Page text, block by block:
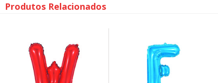
Produtos Relacionados